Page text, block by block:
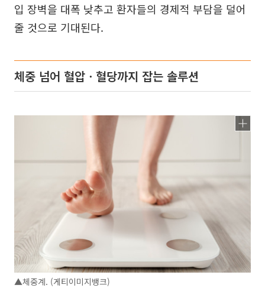
입 장벽을 대폭 낮추고 환자들의 경제적 부담을 덜어
줄 것으로 기대된다.
체중 넘어 혈압ㆍ혈당까지 잡는 솔루션
▲체중계. (게티이미지뱅크)